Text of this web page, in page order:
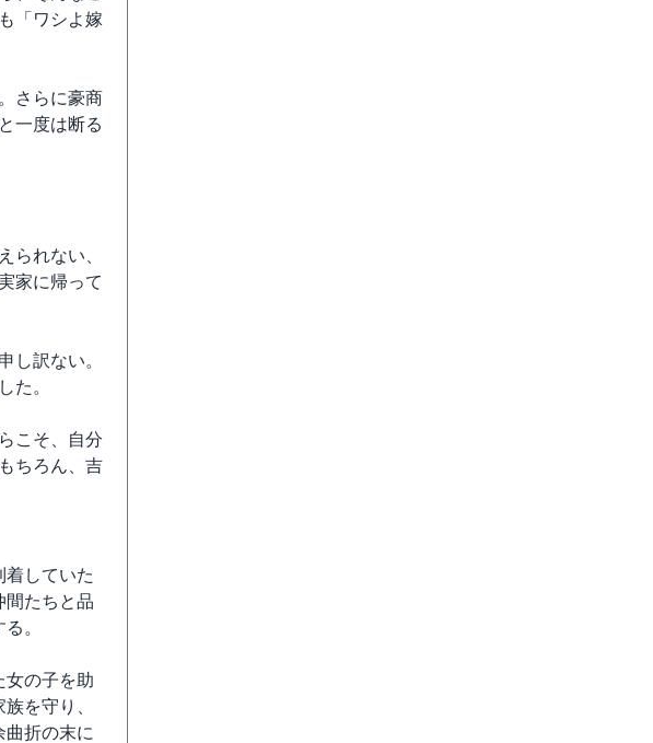
「ワシよ嫁
さらに豪商
一度は断る
られない、
家に帰って
し訳ない。
た。
こそ、自分
ちろん、吉
していた
間たちと品
。
女の子を助
を守り、
曲折の末に